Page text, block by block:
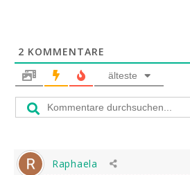
2 KOMMENTARE
älteste
Raphaela